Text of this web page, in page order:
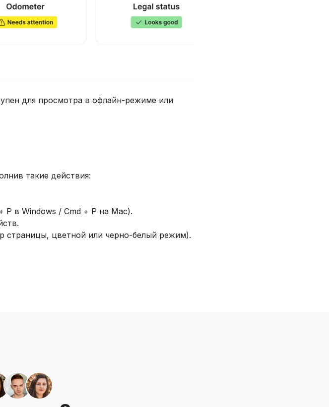
для просмотра в офлайн-режиме или
такие действия:
P в Windows / Cmd + P на Mac).
страницы, цветной или черно-белый режим).